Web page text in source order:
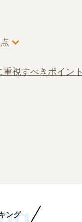
視すべきポイント
ング